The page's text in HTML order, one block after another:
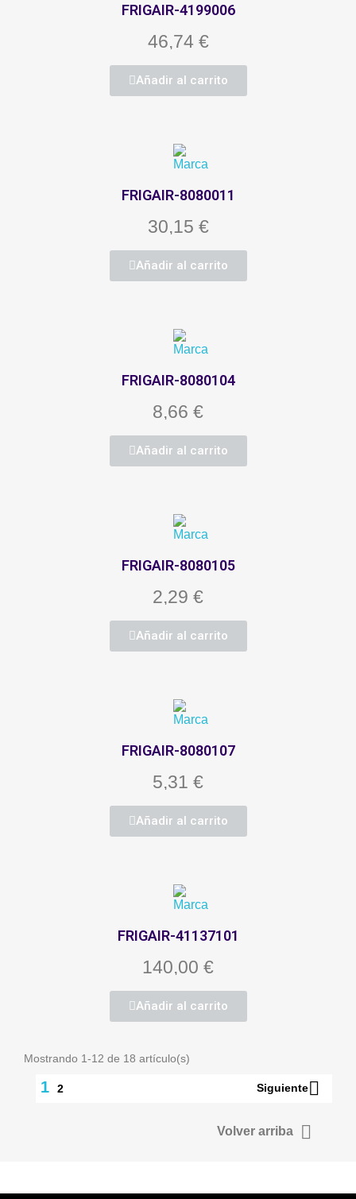
FRIGAIR-4199006
46,74 €
Añadir al carrito
FRIGAIR-8080011
30,15 €
Añadir al carrito
FRIGAIR-8080104
8,66 €
Añadir al carrito
FRIGAIR-8080105
2,29 €
Añadir al carrito
FRIGAIR-8080107
5,31 €
Añadir al carrito
FRIGAIR-41137101
140,00 €
Añadir al carrito
Mostrando 1-12 de 18 artículo(s)
1 2 Siguiente
Volver arriba 